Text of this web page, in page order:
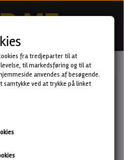
fra tredjeparter til at
til markedsføring og til at
anvendes af besøgende.
samtykke ved at trykke på linket